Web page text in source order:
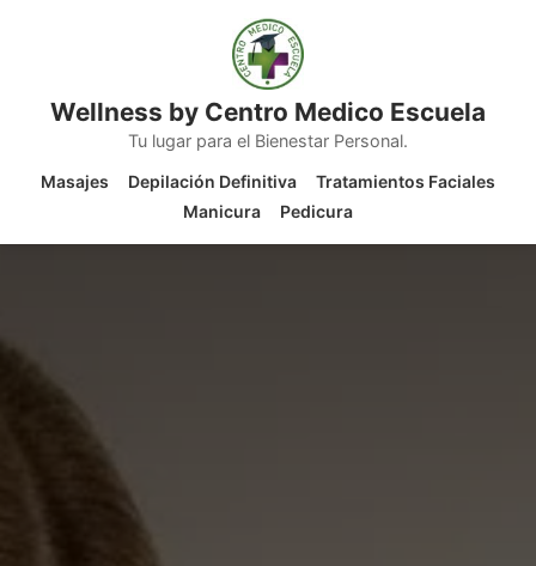
Wellness by Centro Medico Escuela
Tu lugar para el Bienestar Personal.
Masajes
Depilación Definitiva
Tratamientos Faciales
Manicura
Pedicura